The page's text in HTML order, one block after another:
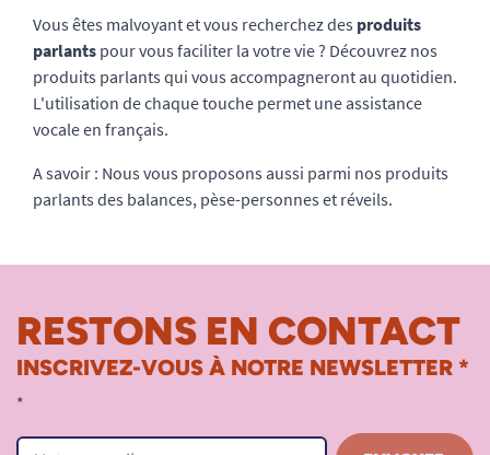
Vous êtes malvoyant et vous recherchez des produits
parlants pour vous faciliter la votre vie ? Découvrez nos
produits parlants qui vous accompagneront au quotidien.
L'utilisation de chaque touche permet une assistance
vocale en français.
A savoir : Nous vous proposons aussi parmi nos produits
parlants des balances, pèse-personnes et réveils.
RESTONS EN CONTACT
INSCRIVEZ-VOUS À NOTRE NEWSLETTER *
*